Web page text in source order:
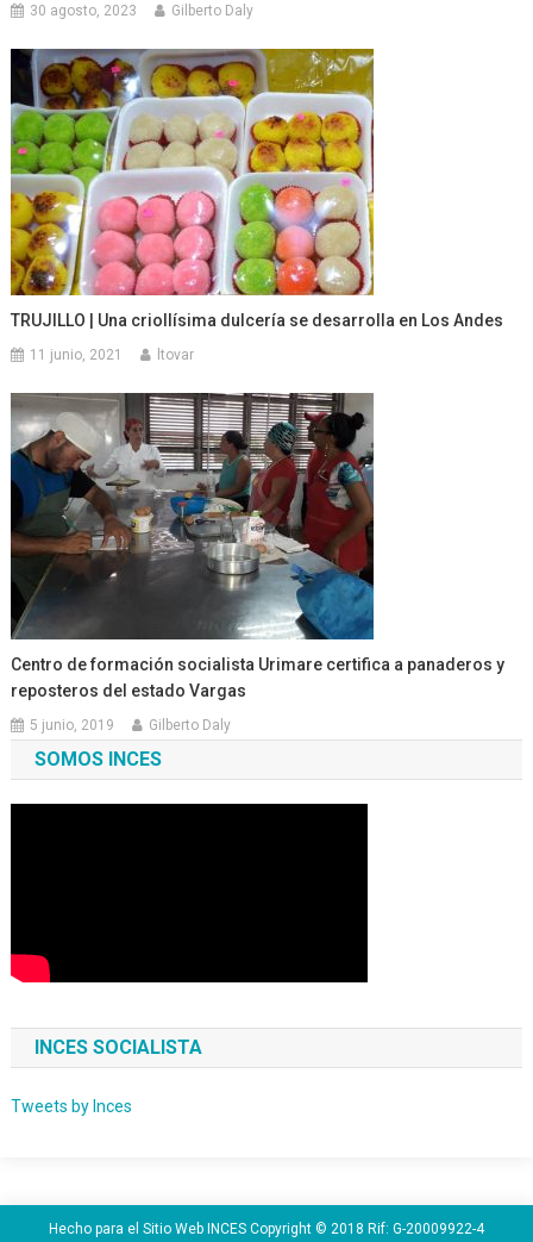
30 agosto, 2023 Gilberto Daly
TRUJILLO | Una criollísima dulcería se desarrolla en Los Andes
11 junio, 2021 ltovar
Centro de formación socialista Urimare certifica a panaderos y
reposteros del estado Vargas
5 junio, 2019 Gilberto Daly
SOMOS INCES
INCES SOCIALISTA
Tweets by Inces
Hecho para el Sitio Web INCES Copyright © 2018 Rif: G-20009922-4